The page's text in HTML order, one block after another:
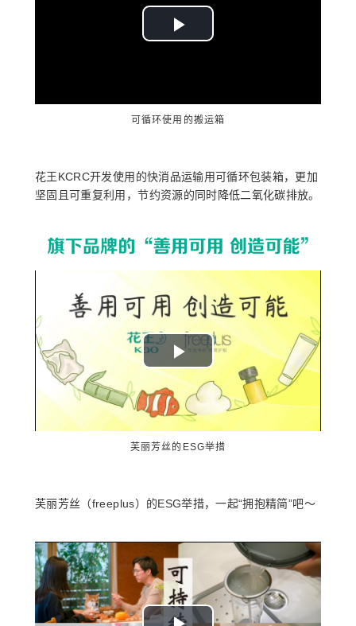
Play
可循环使用的搬运箱
花王KCRC开发使用的快消品运输用可循环包装箱，更加
坚固且可重复利用，节约资源的同时降低二氧化碳排放。
Play
Video
芙丽芳丝的ESG举措
芙丽芳丝（freeplus）的ESG举措，一起“拥抱精简”吧～